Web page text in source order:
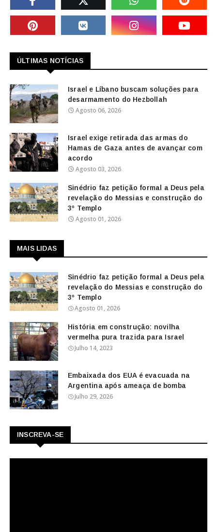
ÚLTIMAS NOTÍCIAS
Israel e Líbano buscam soluções para
desarmamento do Hezbollah
Agosto 06, 2026
Israel exige retirada das armas do
Hamas de Gaza antes de avançar com
acordo
Agosto 03, 2026
Sinédrio faz petição formal a Deus pela
revelação do Messias e construção do
3º Templo
Agosto 01, 2026
MAIS LIDAS
Sinédrio faz petição formal a Deus pela
revelação do Messias e construção do
3º Templo
Agosto 01, 2026
História em construção: novilha
vermelha pura trazida para Israel
Julho 14, 2023
Embaixada dos EUA é evacuada na
Argentina após ameaça de bomba
Julho 29, 2026
INSCREVA-SE